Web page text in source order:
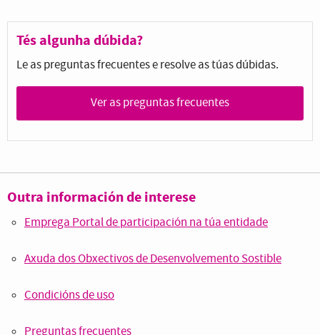
Tés algunha dúbida?
Le as preguntas frecuentes e resolve as túas dúbidas.
Ver as preguntas frecuentes
Outra información de interese
Emprega Portal de participación na túa entidade
Axuda dos Obxectivos de Desenvolvemento Sostible
Condicións de uso
Preguntas frecuentes